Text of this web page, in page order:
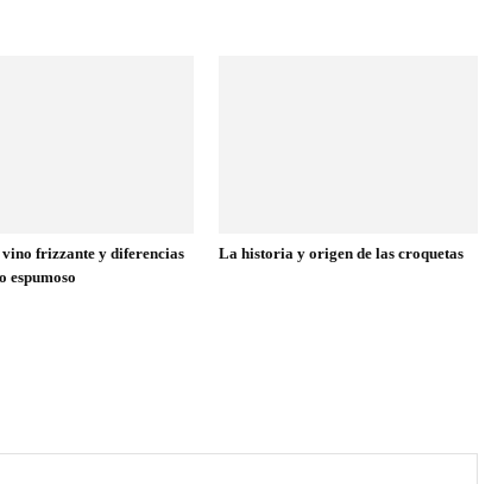
vino frizzante y diferencias
espumoso
La historia y origen de las croquetas